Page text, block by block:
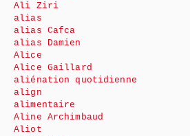
Ali Ziri
alias
alias Cafca
alias Damien
Alice
Alice Gaillard
aliénation quotidienne
align
alimentaire
Aline Archimbaud
Aliot